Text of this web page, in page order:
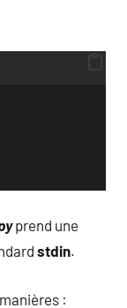
prend une
stdin.
: